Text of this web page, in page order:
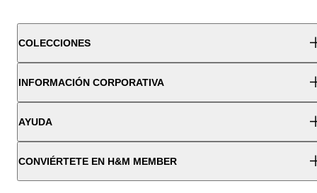
COLECCIONES
INFORMACIÓN CORPORATIVA
AYUDA
CONVIÉRTETE EN H&M MEMBER